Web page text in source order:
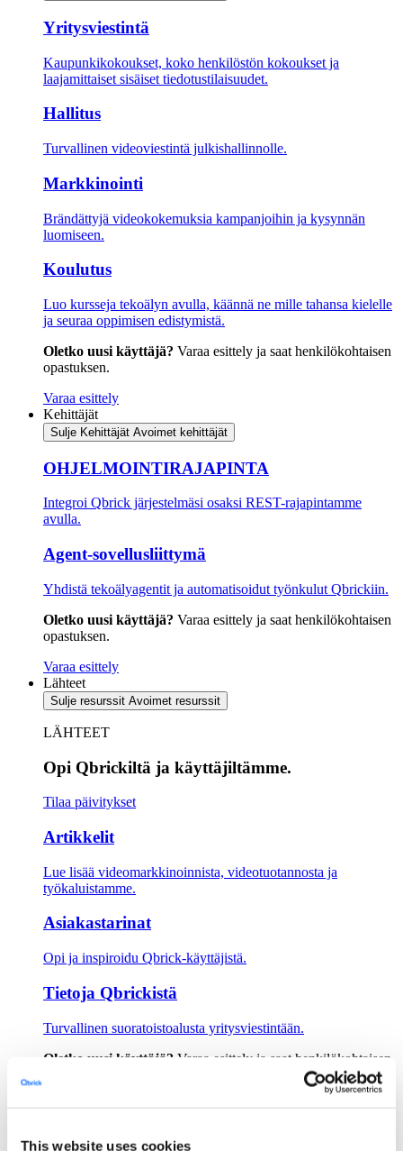
This website uses cookies
Yritysviestintä
Kaupunkikokoukset, koko henkilöstön kokoukset ja
laajamittaiset sisäiset tiedotustilaisuudet.
Hallitus
Turvallinen videoviestintä julkishallinnolle.
Markkinointi
Brändättyjä videokokemuksia kampanjoihin ja kysynnän
luomiseen.
Koulutus
Luo kursseja tekoälyn avulla, käännä ne mille tahansa kielelle
ja seuraa oppimisen edistymistä.
Oletko uusi käyttäjä? Varaa esittely ja saat henkilökohtaisen
opastuksen.
Varaa esittely
Kehittäjät
Sulje Kehittäjät Avoimet kehittäjät
OHJELMOINTIRAJAPINTA
Integroi Qbrick järjestelmäsi osaksi REST-rajapintamme
avulla.
Agent-sovellusliittymä
Yhdistä tekoälyagentit ja automatisoidut työnkulut Qbrickiin.
Oletko uusi käyttäjä? Varaa esittely ja saat henkilökohtaisen
opastuksen.
Varaa esittely
Lähteet
Sulje resurssit Avoimet resurssit
LÄHTEET
Opi Qbrickiltä ja käyttäjiltämme.
Tilaa päivitykset
Artikkelit
Lue lisää videomarkkinoinnista, videotuotannosta ja
työkaluistamme.
Asiakastarinat
Opi ja inspiroidu Qbrick-käyttäjistä.
Tietoja Qbrickistä
Turvallinen suoratoistoalusta yritysviestintään.
Oletko uusi käyttäjä? Varaa esittely ja saat henkilökohtaisen
Varaa esittely
Sijoittajat